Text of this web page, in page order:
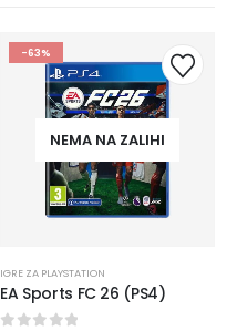
-63%
NEMA NA ZALIHI
IGRE ZA PLAYSTATION
EA Sports FC 26 (PS4)